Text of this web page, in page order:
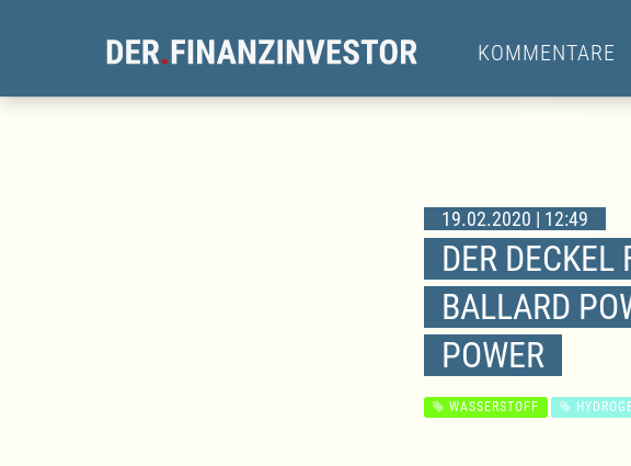
KOMMENTARE
19.02.2020 | 12:49
DER
BALLARD
POWER
WASSERSTOFF